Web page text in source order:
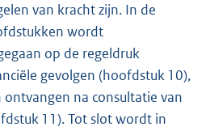
van kracht zijn. In de
wordt
op de regeldruk
gevolgen (hoofdstuk 10),
ontvangen na consultatie van
11). Tot slot wordt in